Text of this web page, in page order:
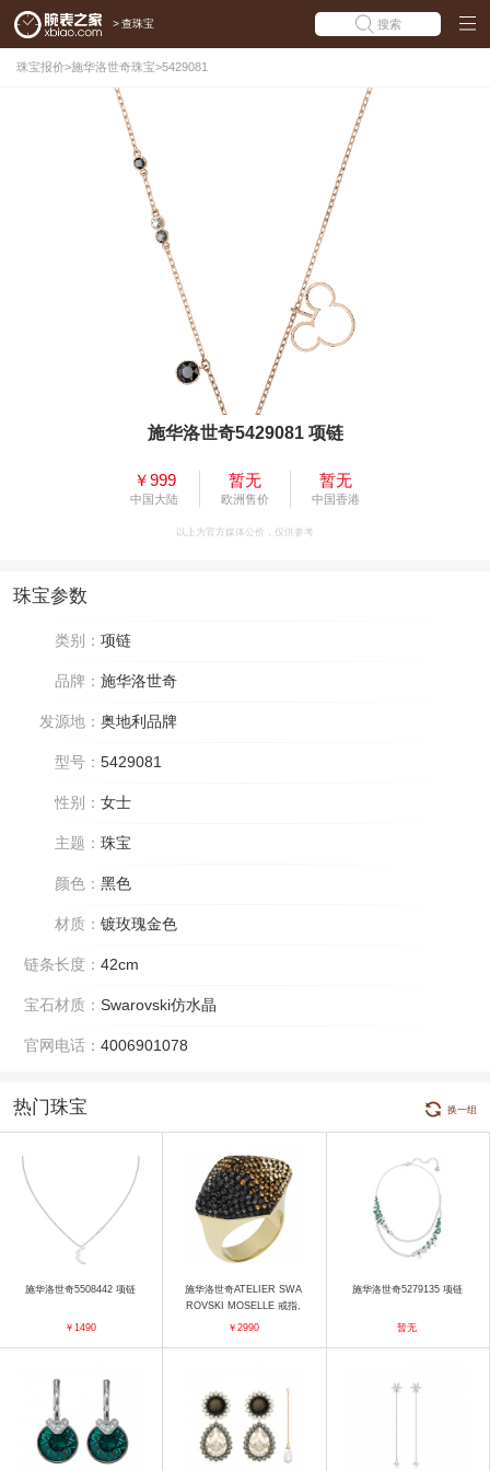
> 查珠宝 搜索
珠宝报价>施华洛世奇珠宝>5429081
施华洛世奇5429081 项链
￥999
中国大陆
暂无
欧洲售价
暂无
中国香港
以上为官方媒体公价，仅供参考
珠宝参数
类别： 项链
品牌： 施华洛世奇
发源地： 奥地利品牌
型号： 5429081
性别： 女士
主题： 珠宝
颜色： 黑色
材质： 镀玫瑰金色
链条长度： 42cm
宝石材质： Swarovski仿水晶
官网电话： 4006901078
热门珠宝 换一组
施华洛世奇5508442 项链
￥1490
施华洛世奇ATELIER SWA
ROVSKI MOSELLE 戒指,
咖啡色, 镀金色 戒指
￥2990
施华洛世奇5279135 项链
暂无